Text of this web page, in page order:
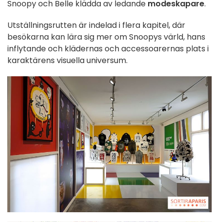
Snoopy och Belle klädda av ledande modeskapare.
Utställningsrutten är indelad i flera kapitel, där
besökarna kan lära sig mer om Snoopys värld, hans
inflytande och klädernas och accessoarernas plats i
karaktärens visuella universum.